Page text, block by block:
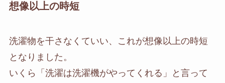
想像以上の時短
洗濯物を干さなくていい、これが想像以上の時短
となりました。
いくら「洗濯は洗濯機がやってくれる」と言って